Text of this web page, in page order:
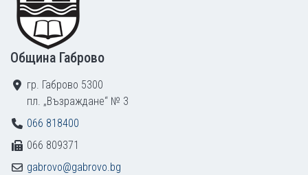
Община Габрово
гр. Габрово 5300
пл. „Възраждане“ № 3
066 818400
066 809371
gabrovo@gabrovo.bg